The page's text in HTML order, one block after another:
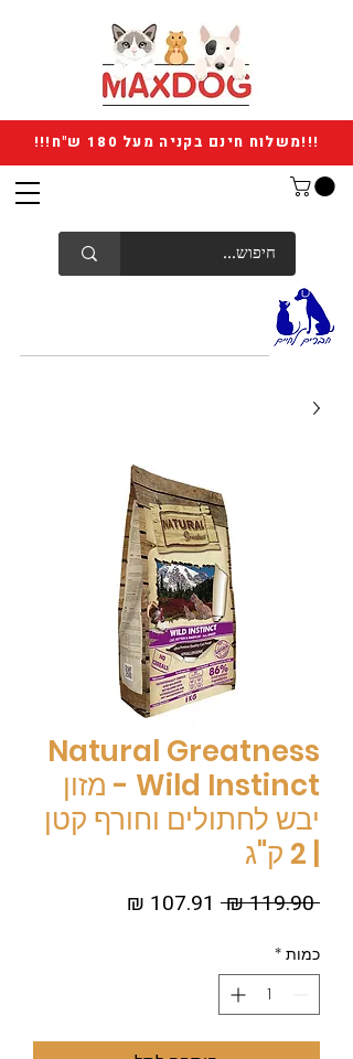
!!!משלוח חינם בקניה מעל 180 ש"ח!!!
Natural Greatness
Wild Instinct - מזון
יבש לחתולים וחורף קטן
‏119.90 ‏₪
מחיר
כמות *